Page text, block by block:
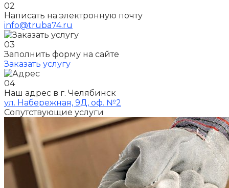
02
Написать на электронную почту
info@truba74.ru
03
Заполнить форму на сайте
Заказать услугу
04
Наш адрес в г. Челябинск
ул. Набережная, 9Д, оф. №2
Сопутствующие услуги